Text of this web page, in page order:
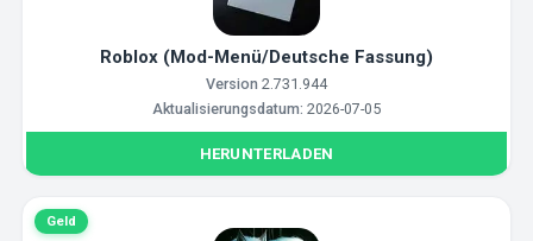
Roblox (Mod-Menü/Deutsche Fassung)
Version 2.731.944
Aktualisierungsdatum: 2026-07-05
HERUNTERLADEN
Geld